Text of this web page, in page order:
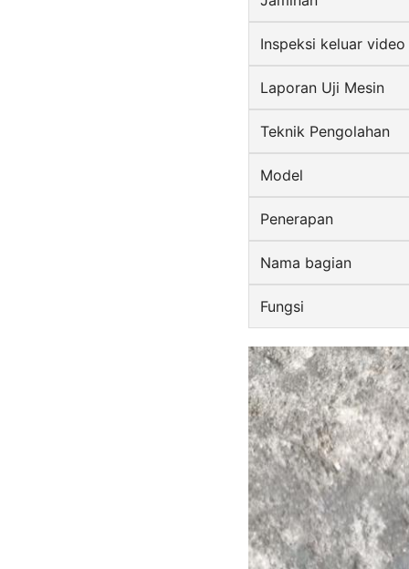
Inspeksi keluar video
Laporan Uji Mesin
Teknik Pengolahan
Model
Penerapan
Nama bagian
Fungsi